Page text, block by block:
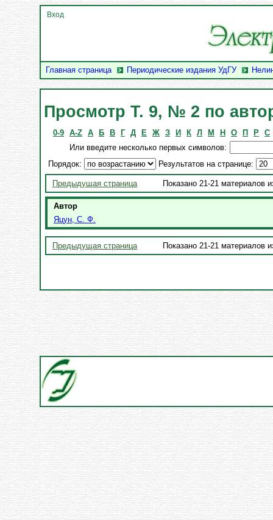
Главная страница Периодические издания УдГУ
Вход
Просмотр Т. 9, № 2 по
0-9 A-Z А Б В Г Д Е Ж З И К Л М Н О П Р С
Или введите несколько первых символов:
Порядок:
Результатов на странице:
Предыдущая страница Показано 21-21 материалов
Автор
Яцун, С. Ф.
Предыдущая страница Показано 21-21 материалов